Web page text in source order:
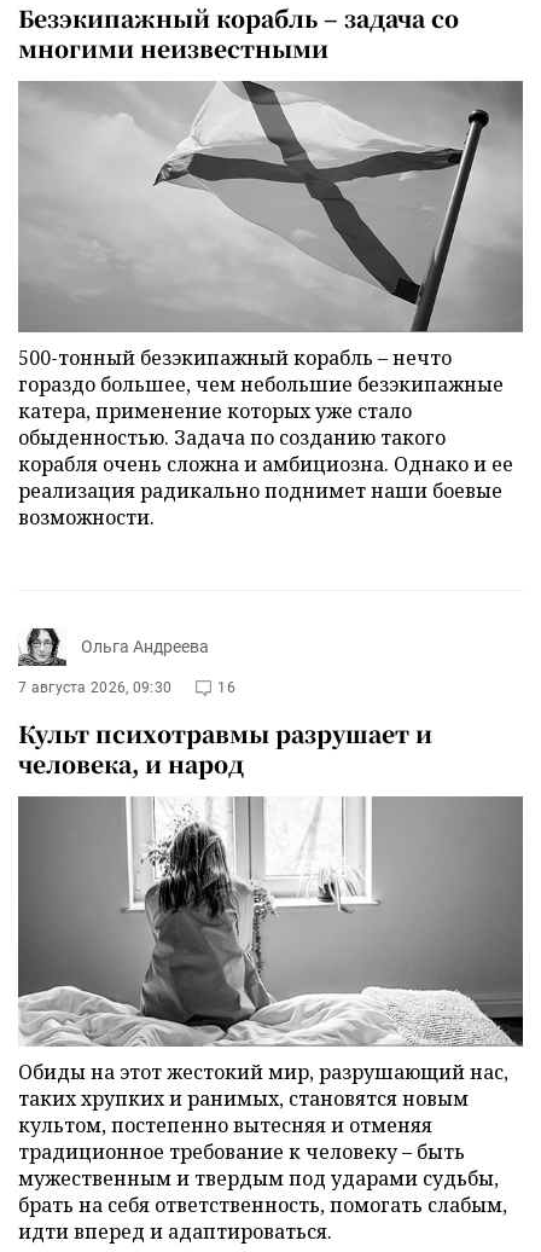
Безэкипажный корабль – задача со
многими неизвестными
500-тонный безэкипажный корабль – нечто
гораздо большее, чем небольшие безэкипажные
катера, применение которых уже стало
обыденностью. Задача по созданию такого
корабля очень сложна и амбициозна. Однако и ее
реализация радикально поднимет наши боевые
возможности.
Ольга Андреева
7 августа 2026, 09:30 16
Культ психотравмы разрушает и
человека, и народ
Обиды на этот жестокий мир, разрушающий нас,
таких хрупких и ранимых, становятся новым
культом, постепенно вытесняя и отменяя
традиционное требование к человеку – быть
мужественным и твердым под ударами судьбы,
брать на себя ответственность, помогать слабым,
идти вперед и адаптироваться.